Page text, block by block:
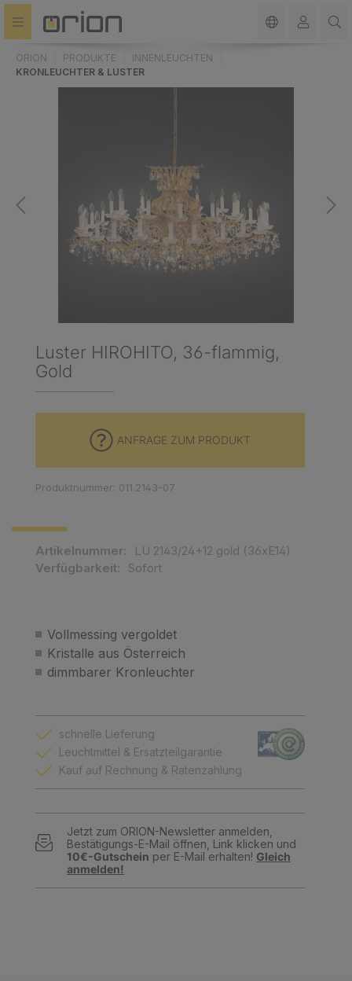
springen
ORION PRODUKTE
INNENLEUCHTEN
KRONLEUCHTER & LUSTER
Luster HIROHITO, 36-flammig,
Gold
Vollmessing vergoldet
Kristalle aus Österreich
dimmbarer Kronleuchter
Artikelnummer:
LU 2143/24+12 gold (36xE14)
Verfügbarkeit:
Sofort
ANFRAGE ZUM PRODUKT
Produktnummer: 011.2143-07
schnelle Lieferung
Leuchtmittel & Ersatzteilgarantie
Kauf auf Rechnung & Ratenzahlung
Jetzt zum ORION-Newsletter anmelden,
Bestätigungs-E-Mail öffnen, Link klicken und
10€-Gutschein per E-Mail erhalten! Gleich
anmelden!